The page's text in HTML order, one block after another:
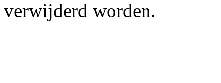
verwijderd worden.